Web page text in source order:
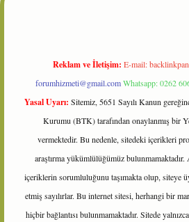
Reklam ve İletişim: E-mail:
forumhizmeti@gmail.comWhatsapp: 0262
Yasal Uyarı: Sitemiz, 5651 Sayılı Kanun
Kurumu (BTK) tarafından onaylanmış bir
vermektedir. Bu nedenle, sitedeki içerikleri
araştırma yükümlülüğümüz
içeriklerin sorumluluğunu taşımakta olup, siteye
etmiş sayılırlar. Bu internet sitesi, herhangi bir
hiçbir bağlantısı bulunmamaktadır. Sitede